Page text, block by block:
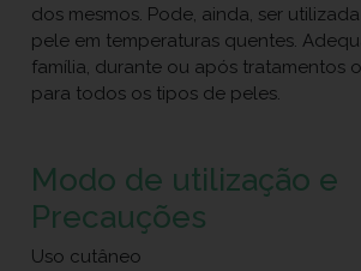
dos mesmos. Pode, ainda, ser
pele em temperaturas quentes.
família, durante ou após tratamentos
para todos os tipos de peles.
Modo de utilização e
Precauções
Uso cutâneo